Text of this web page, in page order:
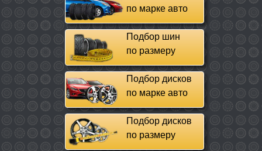
по марке авто
Подбор шин
по размеру
Подбор дисков
по марке авто
Подбор дисков
по размеру